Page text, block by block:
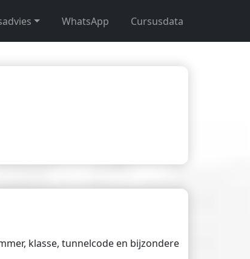
WhatsApp Cursusdata
klasse, tunnelcode en bijzondere